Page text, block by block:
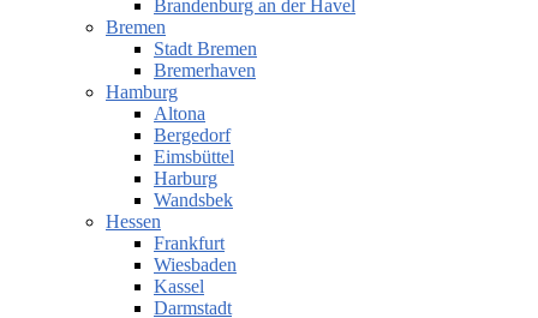
Brandenburg an der Havel
Bremen
Stadt Bremen
Bremerhaven
Hamburg
Altona
Bergedorf
Eimsbüttel
Harburg
Wandsbek
Hessen
Frankfurt
Wiesbaden
Kassel
Darmstadt